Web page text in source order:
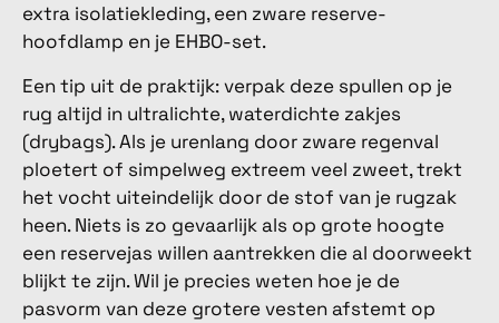
extra isolatiekleding, een zware reserve-
hoofdlamp en je EHBO-set.
Een tip uit de praktijk: verpak deze spullen op je
rug altijd in ultralichte, waterdichte zakjes
(drybags). Als je urenlang door zware regenval
ploetert of simpelweg extreem veel zweet, trekt
het vocht uiteindelijk door de stof van je rugzak
heen. Niets is zo gevaarlijk als op grote hoogte
een reservejas willen aantrekken die al doorweekt
blijkt te zijn. Wil je precies weten hoe je de
pasvorm van deze grotere vesten afstemt op